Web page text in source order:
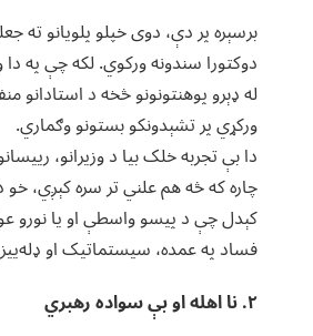
برسېره پر دې، دوی خپلو پلویانو
له ډېرو پوهنتونونو څخه د
ورکړي پر تشېدونکو بستونو وګماري.
دا بې تجربه خلک بیا د وزیرانو،
چاره که څه هم علني تر سره کېږي،
کېدل چې د پیسو واسطې او یا نورو
فساد په عمده، سیستماتیک او
۲. نا اهله او بې سواده رهبري